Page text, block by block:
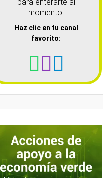
momento.
Haz clic en tu canal
favorito: